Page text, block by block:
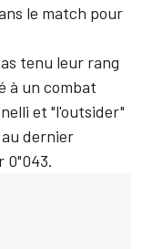
le match pour
tenu leur rang
à un combat
et "l'outsider"
dernier
0"043.